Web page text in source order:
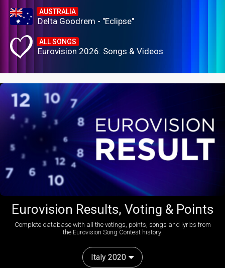
AUSTRALIA
Delta Goodrem - "Eclipse"
ALL SONGS
Eurovision 2026: Songs & Videos
Eurovision Results, Voting & Points
Complete database with all the votings, points, songs and lyrics from
the Eurovision Song Contest history:
Italy 2020